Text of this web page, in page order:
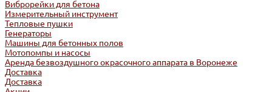
Виброрейки для бетона
Измерительный инструмент
Тепловые пушки
Генераторы
Машины для бетонных полов
Мотопомпы и насосы
Аренда безвоздушного окрасочного аппарата в Воронеже
Доставка
Доставка